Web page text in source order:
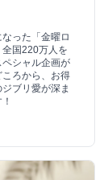
った「金曜ロ
国220万人を
シャル企画が
ろから、お得
ブリ愛が深ま